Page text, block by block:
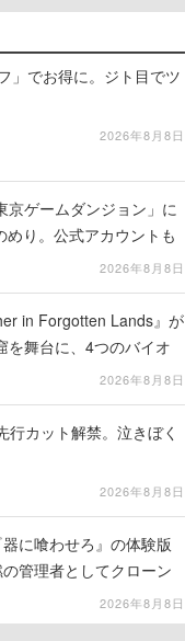
」でお得に。ジト目でツ
2026年8月8日
京ゲームダンジョン」に
り。公式アカウントも
2026年8月8日
in Forgotten Lands』が
を舞台に、4つのバイオ
2026年8月8日
行カット解禁。泣きぼく
2026年8月8日
に喰わせろ』の体験版
管理者としてクローン
2026年8月8日